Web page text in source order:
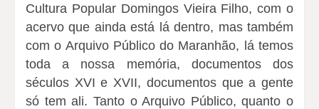
Cultura Popular Domingos Vieira Filho, com o
acervo que ainda está lá dentro, mas também
com o Arquivo Público do Maranhão, lá temos
toda a nossa memória, documentos dos
séculos XVI e XVII, documentos que a gente
só tem ali. Tanto o Arquivo Público, quanto o